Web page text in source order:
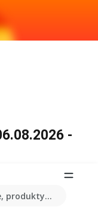
produkty...
-